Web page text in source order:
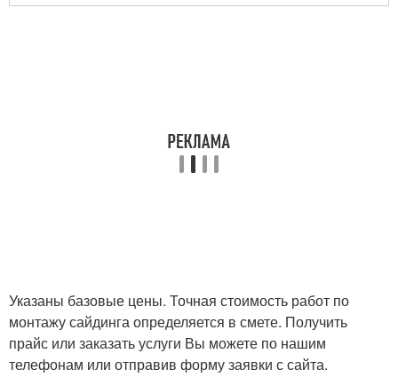
Указаны базовые цены. Точная стоимость работ по
монтажу сайдинга определяется в смете. Получить
прайс или заказать услуги Вы можете по нашим
телефонам или отправив форму заявки с сайта.